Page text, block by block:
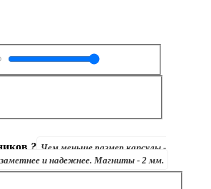
? Чем меньше размер капсулы -
и надежнее. Магниты - 2 мм.